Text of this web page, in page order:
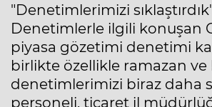
"Denetimlerimizi
Denetimlerle ilgili konuşan
piyasa gözetimi denetimi
birlikte özellikle ramazan
denetimlerimizi biraz daha
personeli, ticaret il